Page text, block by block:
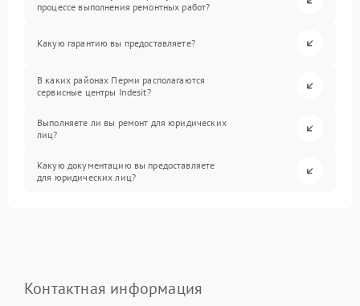
процессе выполнения ремонтных работ?
Какую гарантию вы предоставляете?
В каких районах Перми располагаются
сервисные центры Indesit?
Выполняете ли вы ремонт для юридических
лиц?
Какую документацию вы предоставляете
для юридических лиц?
Контактная информация